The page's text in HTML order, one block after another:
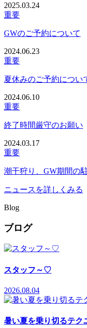
2025.03.24
重要
GWのご予約について
2024.06.23
重要
夏休みのご予約につい
2024.06.10
重要
終了時間厳守のお願い
2024.03.17
重要
潮干狩り、GW期間の
ニュースを詳しくみる
Blog
ブログ
スタッフ～♡
2026.08.04
暑い夏を乗り切るテク